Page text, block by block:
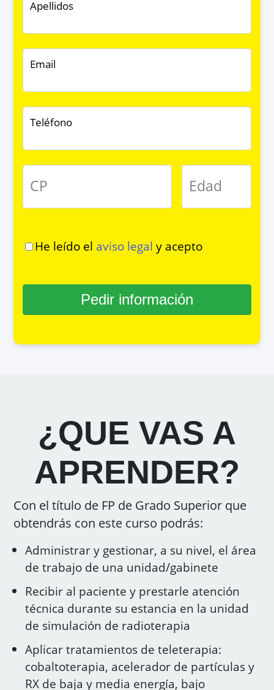
Apellidos
Email
Teléfono
CP Edad
He leído el aviso legal y acepto
Pedir información
¿QUE VAS A
APRENDER?
Con el título de FP de Grado Superior que
obtendrás con este curso podrás:
Administrar y gestionar, a su nivel, el área
de trabajo de una unidad/gabinete
Recibir al paciente y prestarle atención
técnica durante su estancia en la unidad
de simulación de radioterapia
Aplicar tratamientos de teleterapia:
cobaltoterapia, acelerador de partículas y
RX de baja y media energía, bajo